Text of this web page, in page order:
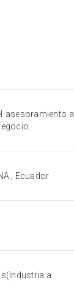
asesoramiento a
, Ecuador
a